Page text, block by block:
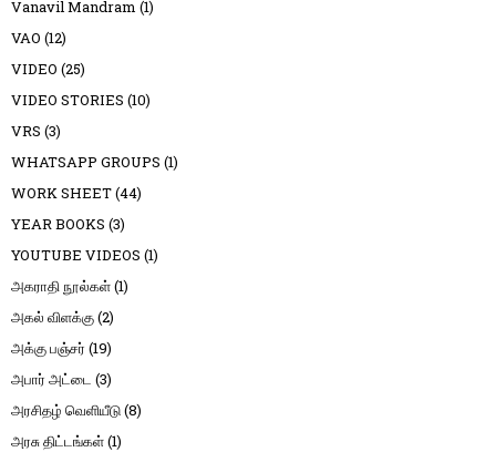
Vanavil Mandram (1)
VAO (12)
VIDEO (25)
VIDEO STORIES (10)
VRS (3)
WHATSAPP GROUPS (1)
WORK SHEET(44)
YEAR BOOKS (3)
YOUTUBE VIDEOS (1)
அகராதி நூல்கள்(1)
அகல் விளக்கு(2)
அக்கு பஞ்சர் (19)
அபார் அட்டை (3)
அரசிதழ் வெளியீடு(8)
அரசு திட்டங்கள்(1)